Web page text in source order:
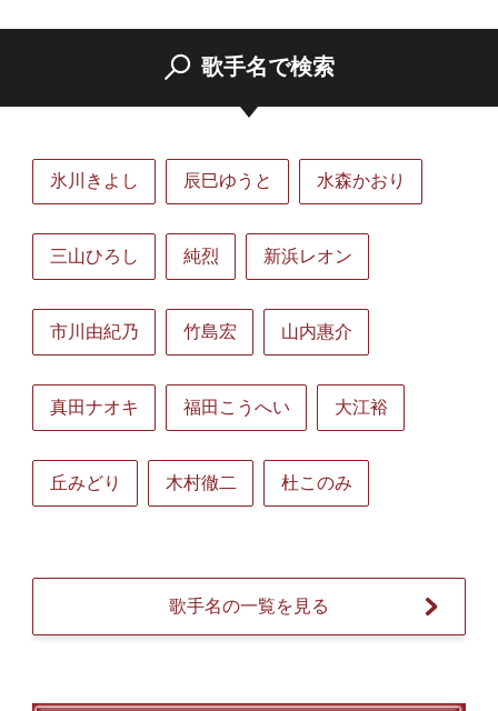
歌手名で検索
氷川きよし 辰巳ゆうと 水森かおり
三山ひろし 純烈 新浜レオン
市川由紀乃 竹島宏 山内惠介
真田ナオキ 福田こうへい 大江裕
丘みどり 木村徹二 杜このみ
歌手名の一覧を見る